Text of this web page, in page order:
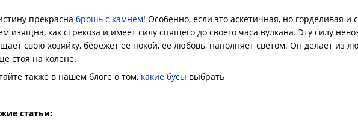
прекрасна брошь с камнем! Особенно, если это аскетичная, но горделивая
изящна, как стрекоза и имеет силу спящего до своего часа вулкана. Эту силу
свою хозяйку, бережет её покой, её любовь, наполняет светом. Он делает
стоя на колене.
также в нашем блоге о том, какие бусы выбрать
статьи: